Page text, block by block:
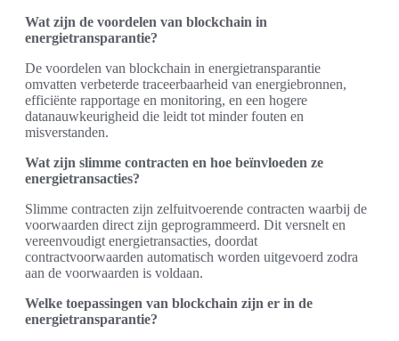
Wat zijn de voordelen van blockchain in
energietransparantie?
De voordelen van blockchain in energietransparantie
omvatten verbeterde traceerbaarheid van energiebronnen,
efficiënte rapportage en monitoring, en een hogere
datanauwkeurigheid die leidt tot minder fouten en
misverstanden.
Wat zijn slimme contracten en hoe beïnvloeden ze
energietransacties?
Slimme contracten zijn zelfuitvoerende contracten waarbij de
voorwaarden direct zijn geprogrammeerd. Dit versnelt en
vereenvoudigt energietransacties, doordat
contractvoorwaarden automatisch worden uitgevoerd zodra
aan de voorwaarden is voldaan.
Welke toepassingen van blockchain zijn er in de
energietransparantie?